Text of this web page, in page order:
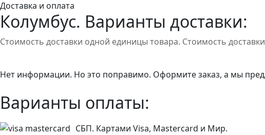
Доставка и оплата
Колумбус. Варианты доставки:
Стоимость доставки одной единицы товара. Стоимость
Нет информации. Но это поправимо. Оформите заказ, а мы
Варианты оплаты:
СБП. Картами Visa, Mastercard и Мир.